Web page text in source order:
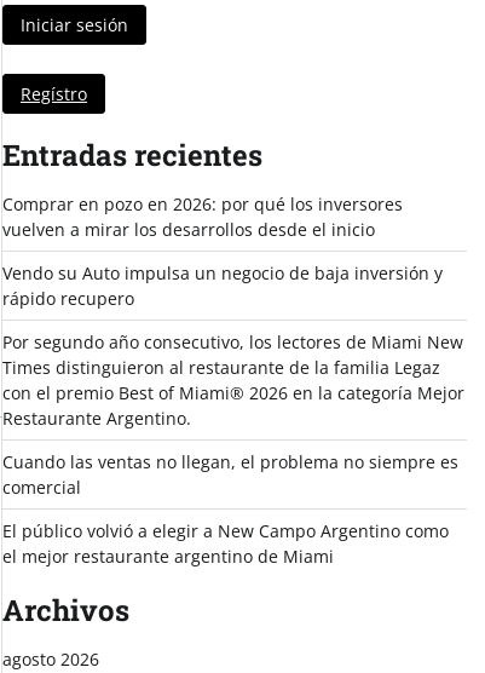
Regístro
Entradas recientes
Comprar en pozo en 2026: por qué los inversores
vuelven a mirar los desarrollos desde el inicio
Vendo su Auto impulsa un negocio de baja inversión y
rápido recupero
Por segundo año consecutivo, los lectores de Miami New
Times distinguieron al restaurante de la familia Legaz
con el premio Best of Miami® 2026 en la categoría Mejor
Restaurante Argentino.
Cuando las ventas no llegan, el problema no siempre es
comercial
El público volvió a elegir a New Campo Argentino como
el mejor restaurante argentino de Miami
Archivos
agosto 2026